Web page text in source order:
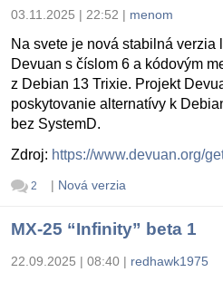
03.11.2025 | 22:52 | menom
Na svete je nová stabilná verzia
Devuan s číslom 6 a kódovým
z Debian 13 Trixie. Projekt
poskytovanie alternatívy k
bez SystemD.
Zdroj: https://www.devuan.org/
2 | Nová verzia
MX-25 “Infinity” beta 1
22.09.2025 | 08:40 | redhawk1975